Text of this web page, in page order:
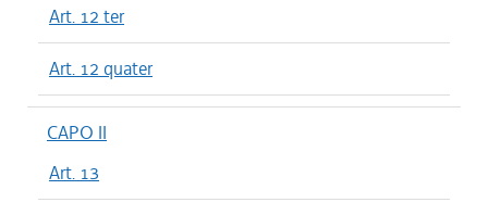
Art. 12 ter
Art. 12 quater
CAPO II
Art. 13